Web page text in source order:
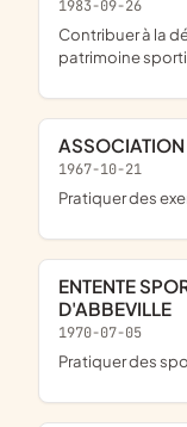
1983-09-26
contribuer à la défense et au développement du
patrimoine
1967-10-21
pratiquer des
ENTENTE SPORTIVE DES HOSPITALIERS
D'ABBEVILLE
1970-07-05
pratiquer des